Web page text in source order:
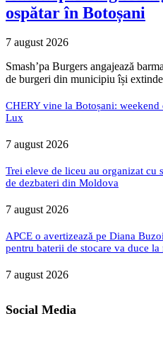
ospătar în Botoșani
7 august 2026
Smash’pa Burgers angajează
de burgeri din municipiu își
CHERY vine la Botoșani:
Lux
7 august 2026
Trei eleve de liceu au organizat cu
de dezbateri din Moldova
7 august 2026
APCE o avertizează pe Diana
pentru baterii de stocare va duce
7 august 2026
Social Media